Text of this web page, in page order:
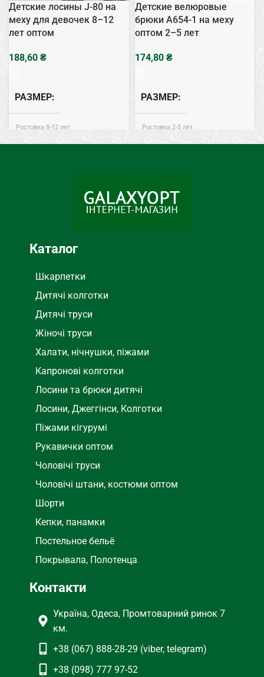
Детские лосины J-80 на
меху для девочек 8–12
лет оптом
₴
РАЗМЕР
Ростовка 8-12 лет
Хлопок
Детские велюровые
брюки A654-1 на меху
оптом 2–5 лет
₴
РАЗМЕР
Ростовка 2-5 лет
СОСТАВ
Каталог
Шкарпетки
Дитячі колготки
Дитячі труси
Жіночі труси
Халати, нічнушки, піжами
Капронові колготки
Лосини та брюки дитячі
Лосини, Джеггінси, Колготки
Піжами кігурумі
Рукавички оптом
Чоловічі труси
Чоловічі штани, костюми оптом
Шорти
Кепки, панамки
Постельное бельё
Покрывала, Полотенца
Контакти
Україна, Одеса, Промтоварний ринок 7
км.
+38 (067) 888-28-29 (viber, telegram)
+38 (098) 777 97-52